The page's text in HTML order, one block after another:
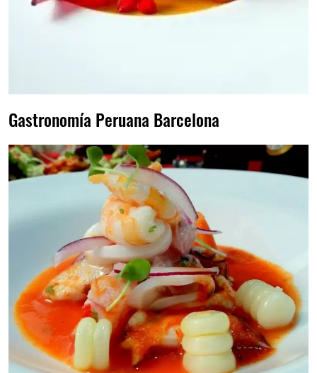
Gastronomía Peruana Barcelona